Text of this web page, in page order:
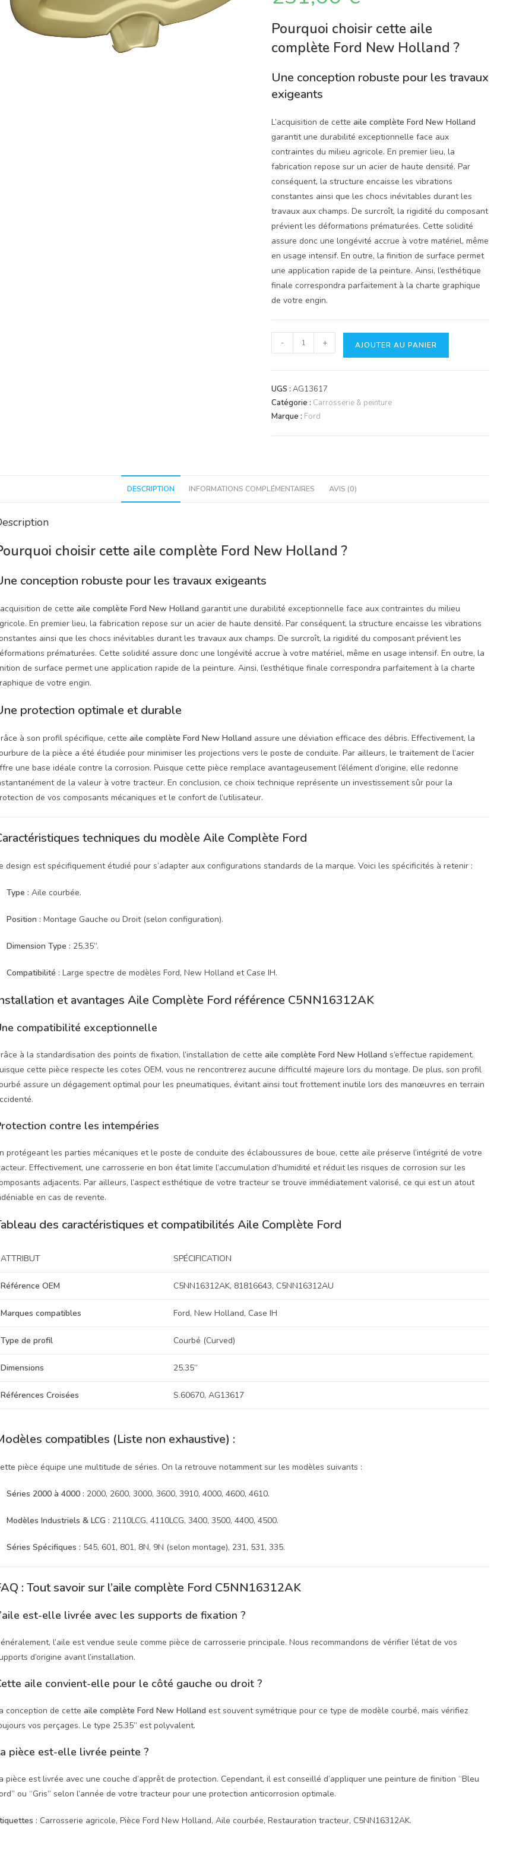
Pourquoi choisir cette aile
complète Ford New Holland ?
Une conception robuste pour les travaux
exigeants
L’acquisition de cetteaile complète Ford New Holland
garantit une durabilité exceptionnelle face aux
contraintes du milieu agricole. En premier lieu, la
fabrication repose sur un acier de haute densité. Par
conséquent, la structure encaisse les vibrations
constantes ainsi que les chocs inévitables durant les
travaux aux champs. De surcroît, la rigidité du composant
prévient les déformations prématurées. Cette solidité
assure donc une longévité accrue à votre matériel, même
en usage intensif. En outre, la finition de surface permet
une application rapide de la peinture. Ainsi, l’esthétique
finale correspondra parfaitement à la charte graphique
de votre engin.
quantité
de
Complète
Ford
New
Pro
- + AJOUTER AU PANIER
UGS :AG13617
Catégorie : Carrosserie & peinture
Marque : Ford
DESCRIPTION INFORMATIONS COMPLÉMENTAIRES AVIS (0)
choisir cette aile complète Ford New Holland ?
conception robuste pour les travaux exigeants
de cette aile complète Ford New Holland garantit une durabilité exceptionnelle face aux contraintes du milieu
En premier lieu, la fabrication repose sur un acier de haute densité. Par conséquent, la structure encaisse les vibrations
ainsi que les chocs inévitables durant les travaux aux champs. De surcroît, la rigidité du composant prévient les
prématurées. Cette solidité assure donc une longévité accrue à votre matériel, même en usage intensif. En outre, la
de surface permet une application rapide de la peinture. Ainsi, l’esthétique finale correspondra parfaitement à la charte
de votre engin.
protection optimale et durable
à son profil spécifique, cette aile complète Ford New Holland assure une déviation efficace des débris. Effectivement, la
de la pièce a été étudiée pour minimiser les projections vers le poste de conduite. Par ailleurs, le traitement de l’acier
une base idéale contre la corrosion. Puisque cette pièce remplace avantageusement l’élément d’origine, elle redonne
de la valeur à votre tracteur. En conclusion, ce choix technique représente un investissement sûr pour la
de vos composants mécaniques et le confort de l’utilisateur.
techniques du modèle Aile Complète Ford
design est spécifiquement étudié pour s’adapter aux configurations standards de la marque. Voici les spécificités à retenir :
Type : Aile courbée.
Position : Montage Gauche ou Droit (selon configuration).
Dimension Type : 25.35”.
Compatibilité : Large spectre de modèles Ford, New Holland et Case IH.
et avantages Aile Complète Ford référence C5NN16312AK
compatibilité exceptionnelle
à la standardisation des points de fixation, l’installation de cette aile complète Ford New Holland s’effectue rapidement.
cette pièce respecte les cotes OEM, vous ne rencontrerez aucune difficulté majeure lors du montage. De plus, son profil
assure un dégagement optimal pour les pneumatiques, évitant ainsi tout frottement inutile lors des manœuvres en terrain
contre les intempéries
protégeant les parties mécaniques et le poste de conduite des éclaboussures de boue, cette aile préserve l’intégrité de votre
Effectivement, une carrosserie en bon état limite l’accumulation d’humidité et réduit les risques de corrosion sur les
adjacents. Par ailleurs, l’aspect esthétique de votre tracteur se trouve immédiatement valorisé, ce qui est un atout
en cas de revente.
des caractéristiques et compatibilités Aile Complète Ford
ATTRIBUT SPÉCIFICATION
Référence OEM C5NN16312AK, 81816643, C5NN16312AU
Marques compatibles Ford, New Holland, Case IH
Type de profil Courbé (Curved)
Dimensions 25.35”
Références Croisées S.60670, AG13617
compatibles (Liste non exhaustive) :
pièce équipe une multitude de séries. On la retrouve notamment sur les modèles suivants :
Séries 2000 à 4000 : 2000, 2600, 3000, 3600, 3910, 4000, 4600, 4610.
Modèles Industriels & LCG : 2110LCG, 4110LCG, 3400, 3500, 4400, 4500.
Séries Spécifiques : 545, 601, 801, 8N, 9N (selon montage), 231, 531, 335.
: Tout savoir sur l’aile complète Ford C5NN16312AK
est-elle livrée avec les supports de fixation ?
l’aile est vendue seule comme pièce de carrosserie principale. Nous recommandons de vérifier l’état de vos
d’origine avant l’installation.
aile convient-elle pour le côté gauche ou droit ?
conception de cette aile complète Ford New Holland est souvent symétrique pour ce type de modèle courbé, mais vérifiez
vos perçages. Le type 25.35” est polyvalent.
pièce est-elle livrée peinte ?
pièce est livrée avec une couche d’apprêt de protection. Cependant, il est conseillé d’appliquer une peinture de finition “Bleu
ou “Gris” selon l’année de votre tracteur pour une protection anticorrosion optimale.
: Carrosserie agricole, Pièce Ford New Holland, Aile courbée, Restauration tracteur, C5NN16312AK.